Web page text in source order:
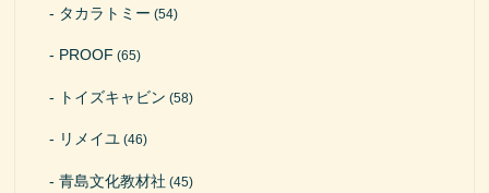
タカラトミー (54)
PROOF (65)
トイズキャビン (58)
リメイユ (46)
青島文化教材社 (45)